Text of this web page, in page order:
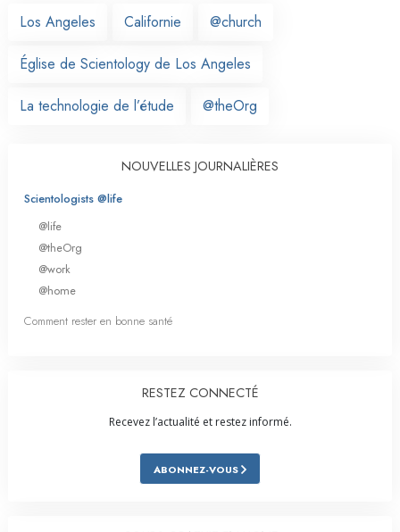
Los Angeles
Californie @church
Église de Scientology de Los Angeles
La technologie de l’étude @theOrg
NOUVELLES JOURNALIÈRES
Scientologists @life
@life
@theOrg
@work
@home
Comment rester en bonne santé
RESTEZ CONNECTÉ
Recevez l’actualité et restez informé.
ABONNEZ-VOUS